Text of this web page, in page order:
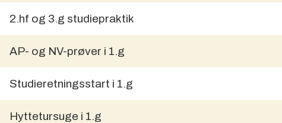
2.hf og 3.g studiepraktik
AP- og NV-prøver i 1.g
Studieretningsstart i 1.g
Hyttetursuge i 1.g